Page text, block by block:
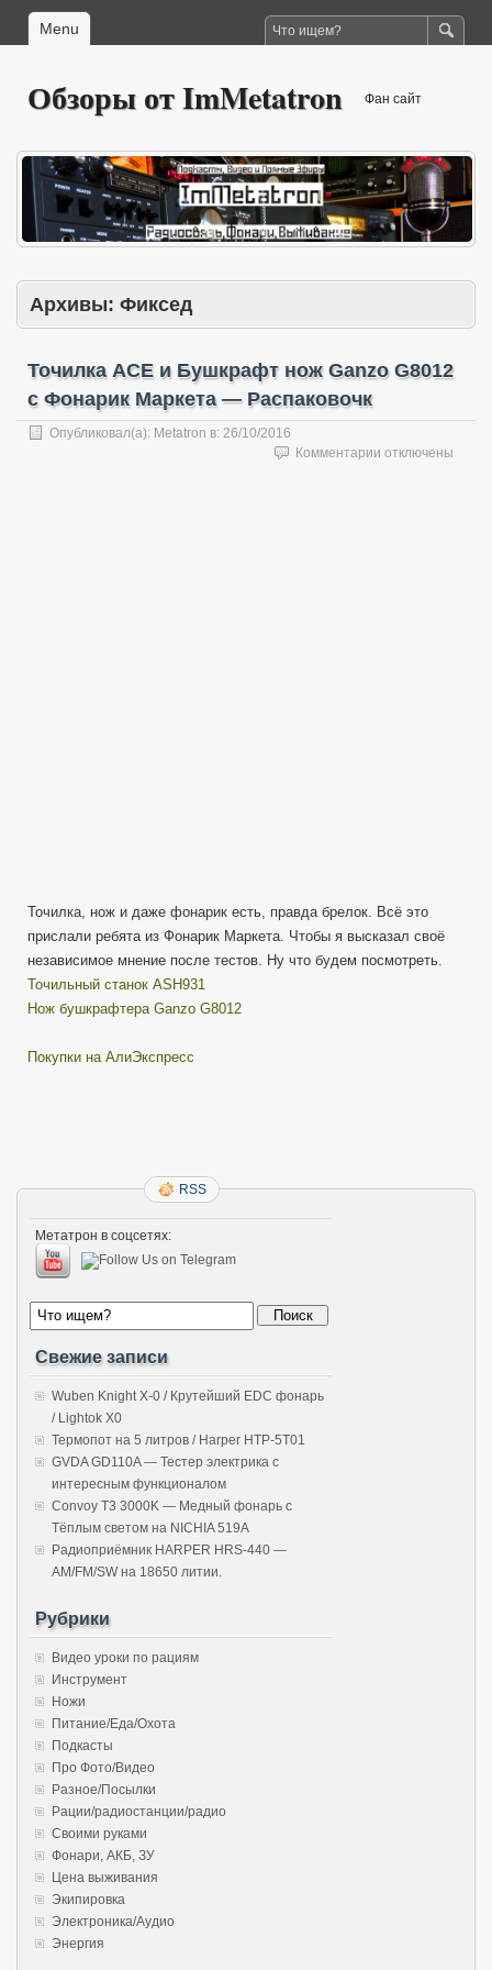
Menu
Обзоры от ImMetatron Фан сайт
Архивы: Фиксед
Точилка ACE и Бушкрафт нож Ganzo G8012
с Фонарик Маркета — Распаковочк
Опубликовал(а): Metatron в: 26/10/2016
Комментарии котключены
Точилка, нож и даже фонарик есть, правда брелок. Всё это
прислали ребята из Фонарик Маркета. Чтобы я высказал своё
независимое мнение после тестов. Ну что будем посмотреть.
Точильный станок ASH931
Нож бушкрафтера Ganzo G8012
Покупки на АлиЭкспресс
RSS
Метатрон в соцсетях:
Свежие записи
Wuben Knight X-0 / Крутейший EDC фонарь
/ Lightok X0
Термопот на 5 литров / Harper HTP-5T01
GVDA GD110A — Тестер электрика с
интересным функционалом
Convoy T3 3000K — Медный фонарь с
Тёплым светом на NICHIA 519A
Радиоприёмник HARPER HRS-440 —
AM/FM/SW на 18650 литии.
Рубрики
Видео уроки по рациям
Инструмент
Ножи
Питание/Еда/Охота
Подкасты
Про Фото/Видео
Разное/Посылки
Рации/радиостанции/радио
Своими руками
Фонари, АКБ, ЗУ
Цена выживания
Экипировка
Электроника/Аудио
Энергия